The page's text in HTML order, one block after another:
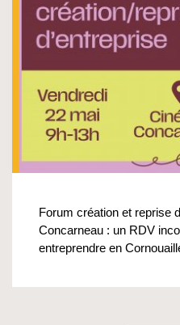
Forum création et reprise
Concarneau : un RDV
entreprendre en